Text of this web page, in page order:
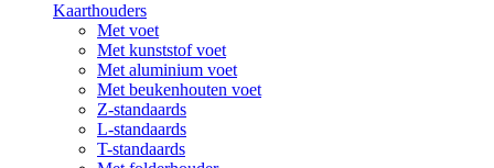
Kaarthouders
Met voet
Met kunststof voet
Met aluminium voet
Met beukenhouten voet
Z-standaards
L-standaards
T-standaards